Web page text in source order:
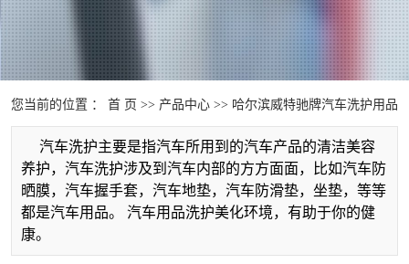
您当前的位置 ： 首 页 >> 产品中心 >> 哈尔滨威特驰牌汽车洗护用品
汽车洗护主要是指汽车所用到的汽车产品的清洁美容
养护，汽车洗护涉及到汽车内部的方方面面，比如汽车防
晒膜，汽车握手套，汽车地垫，汽车防滑垫，坐垫，等等
都是汽车用品。 汽车用品洗护美化环境，有助于你的健
康。